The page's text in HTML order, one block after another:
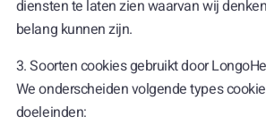
diensten te laten zien waarvan wij
belang kunnen zijn.
3. Soorten cookies gebruikt door
We onderscheiden volgende types
doeleinden: